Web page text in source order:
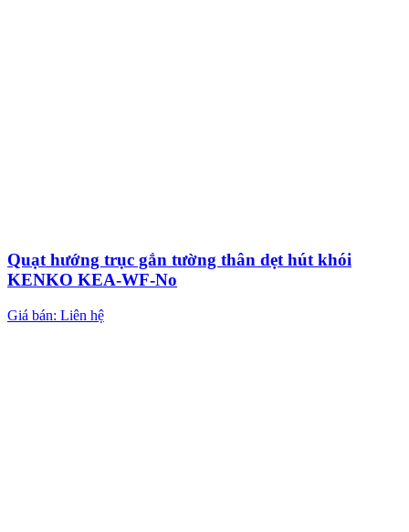
Quạt hướng trục gắn tường thân dẹt hút khói
KENKO KEA-WF-No
Giá bán: Liên hệ